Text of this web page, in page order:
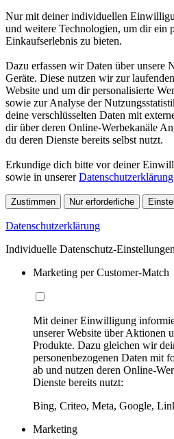
Nur mit deiner individuellen
und weitere Technologien, um dir ein
Einkaufserlebnis zu bieten.
Dazu erfassen wir Daten über unsere
Geräte. Diese nutzen wir zur
Website und um dir personalisierte
sowie zur Analyse der
deine verschlüsselten Daten mit
dir über deren Online-Werbekanäle
du deren Dienste bereits selbst nutzt.
Erkundige dich bitte vor deiner
sowie in unsererDatenschutzerklärung
Zustimmen Nur erforderliche
Datenschutzerklärung
Individuelle Datenschutz-Einstellungen
Marketing per Customer-Match
Mit deiner Einwilligung
unserer Website über Aktionen
Produkte. Dazu gleichen wir
personenbezogenen Daten mit
ab und nutzen deren Online-
Dienste bereits nutzt:
Bing, Criteo, Meta, Google,
Marketing